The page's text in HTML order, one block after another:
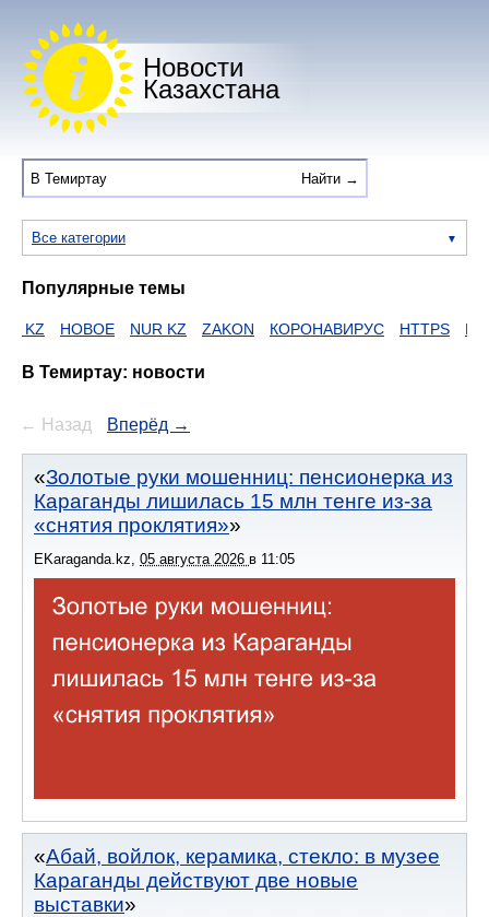
Новости
Казахстана
Все категории
Популярные темы
НОВОЕ NUR KZ ZAKON КОРОНАВИРУС HTTPS ЕГОВ
В Темиртау: новости
← Назад Вперёд →
Золотые руки мошенниц: пенсионерка из
Караганды лишилась 15 млн тенге из-за
«снятия проклятия»
EKaraganda.kz, 05 августа 2026 в 11:05
Абай, войлок, керамика, стекло: в музее
Караганды действуют две новые
выставки